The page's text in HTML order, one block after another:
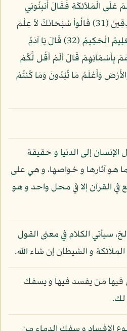
عَلَى الْمَلاَئِكَةِ فَقَالَ أَنبِئُونِي
بِأَسْمَاء هَؤُلاء إِن كُنتُمْ صَادِقِينَ (31) قَالُواْ سُبْحَانَكَ لاَ عِلْمَ
لَنَا إِلاَّ مَا عَلَّمْتَنَا إِنَّكَ أَنتَ الْعَلِيمُ الْحَكِيمُ (32) قَالَ يَا آدَمُ
بِأَسْمَآئِهِمْ قَالَ أَلَمْ أَقُل لَّكُمْ
وَأَعْلَمُ مَا تُبْدُونَ وَمَا كُنتُمْ
إلى الدنيا و حقيقة
هو آثارها و خواصها، و هي على
القرآن إلا في محل واحد و هو
سيأتي الكلام في معنى القول
و الشيطان إن شاء الله.
فيها من يفسد فيها و يسفك
لك.